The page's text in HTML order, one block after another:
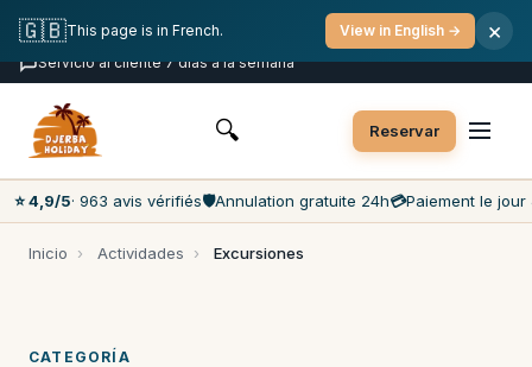
Cancelación gratuita
Precios más bajos del mercado
Servicio al cliente 7 días a la semana
🔍 Reservar
⭐ 4,9/5· 963 avis vérifiés🛡️Annulation gratuite 24h💳Paiement le jour
Inicio › Actividades › Excursiones
CATEGORÍA
🇬🇧This page is in French. View in English → ×